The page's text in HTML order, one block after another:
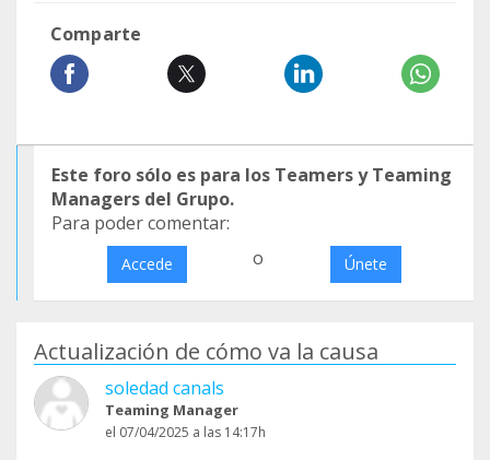
Comparte
Este foro sólo es para los Teamers y Teaming
Managers del Grupo.
Para poder comentar:
Accede o Únete
Actualización de cómo va la causa
soledad canals
Teaming Manager
el 07/04/2025 a las 14:17h